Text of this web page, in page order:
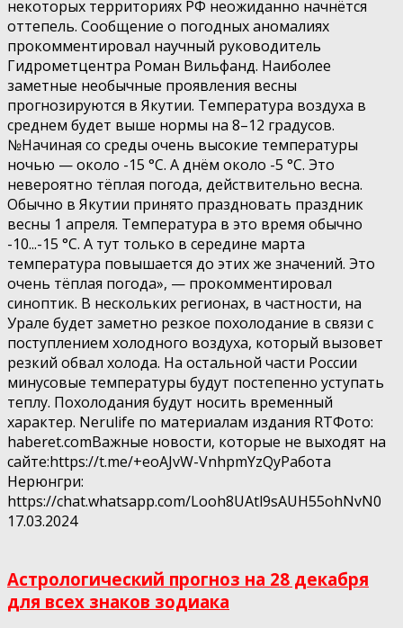
некоторых территориях РФ неожиданно начнётся
оттепель. Сообщение о погодных аномалиях
прокомментировал научный руководитель
Гидрометцентра Роман Вильфанд. Наиболее
заметные необычные проявления весны
прогнозируются в Якутии. Температура воздуха в
среднем будет выше нормы на 8–12 градусов.
№Начиная со среды очень высокие температуры
ночью — около -15 °С. А днём около -5 °С. Это
невероятно тёплая погода, действительно весна.
Обычно в Якутии принято праздновать праздник
весны 1 апреля. Температура в это время обычно
-10...-15 °С. А тут только в середине марта
температура повышается до этих же значений. Это
очень тёплая погода», — прокомментировал
синоптик. В нескольких регионах, в частности, на
Урале будет заметно резкое похолодание в связи с
поступлением холодного воздуха, который вызовет
резкий обвал холода. На остальной части России
минусовые температуры будут постепенно уступать
теплу. Похолодания будут носить временный
характер. Nerulife по материалам издания RTФото:
haberet.comВажные новости, которые не выходят на
сайте:https://t.me/+eoAJvW-VnhpmYzQyРабота
Нерюнгри:
https://chat.whatsapp.com/Looh8UAtl9sAUH55ohNvN0
17.03.2024
Астрологический прогноз на 28 декабря
для всех знаков зодиака